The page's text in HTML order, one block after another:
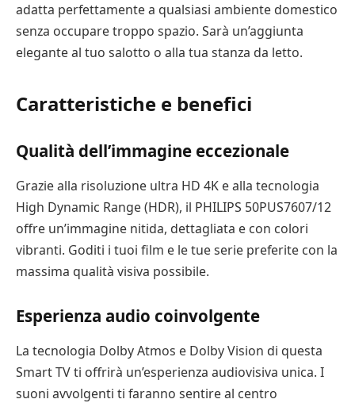
adatta perfettamente a qualsiasi ambiente domestico
senza occupare troppo spazio. Sarà un’aggiunta
elegante al tuo salotto o alla tua stanza da letto.
Caratteristiche e benefici
Qualità dell’immagine eccezionale
Grazie alla risoluzione ultra HD 4K e alla tecnologia
High Dynamic Range (HDR), il PHILIPS 50PUS7607/12
offre un’immagine nitida, dettagliata e con colori
vibranti. Goditi i tuoi film e le tue serie preferite con la
massima qualità visiva possibile.
Esperienza audio coinvolgente
La tecnologia Dolby Atmos e Dolby Vision di questa
Smart TV ti offrirà un’esperienza audiovisiva unica. I
suoni avvolgenti ti faranno sentire al centro